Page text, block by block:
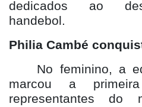
dedicados ao
handebol.
Philia Cambé
No feminino, a
marcou a
representantes do